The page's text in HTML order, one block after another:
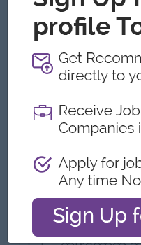
အကြောင်းအရာ
အမျိုးအစား: Direct
ဝန်ထမ်းအရေအတွက်:
49 Featherstone